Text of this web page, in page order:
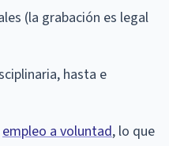
(la grabación es legal
hasta e
empleo a voluntad, lo que